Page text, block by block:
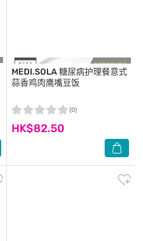
MEDI.SOLA糖尿病护理餐意式
蒜香鸡肉鹰嘴豆饭
HK$82.50
(0)